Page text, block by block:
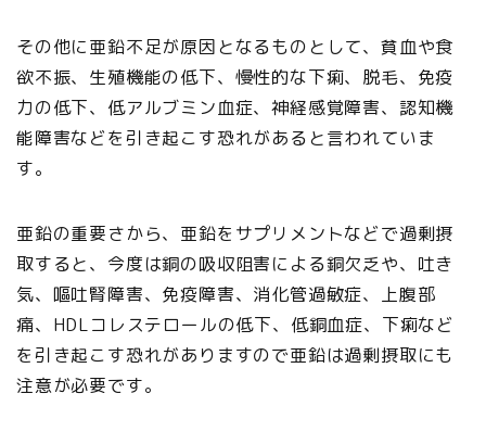
その他に亜鉛不足が原因となるものとして、貧血や食
欲不振、生殖機能の低下、慢性的な下痢、脱毛、免疫
力の低下、低アルブミン血症、神経感覚障害、認知機
能障害などを引き起こす恐れがあると言われていま
す。
亜鉛の重要さから、亜鉛をサプリメントなどで過剰摂
取すると、今度は銅の吸収阻害による銅欠乏や、吐き
気、嘔吐腎障害、免疫障害、消化管過敏症、上腹部
痛、HDLコレステロールの低下、低銅血症、下痢など
を引き起こす恐れがありますので亜鉛は過剰摂取にも
注意が必要です。